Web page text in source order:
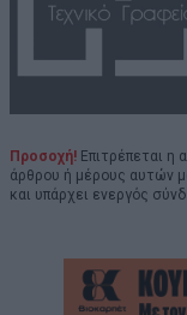
Προσοχή! Επιτρέπεται
άρθρου ή μέρους αυτών
και υπάρχει ενεργός